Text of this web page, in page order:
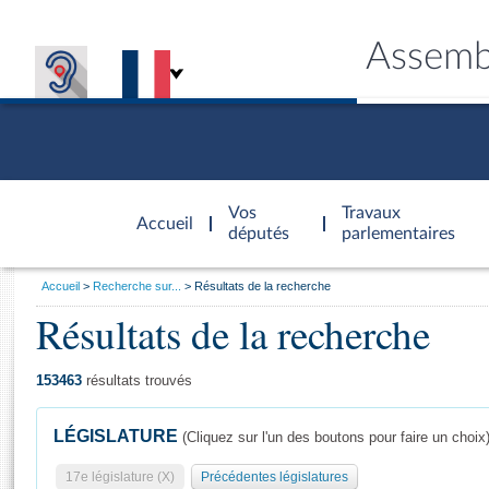
Accueil
d'accueil
Vos
députés
Travaux
parlementaires
Général
Vous
Accueil Recherche sur... Résultats de la recherche
Résultats de la recherche
153463 résultats trouvés
LÉGISLATURE (Cliquez sur l'un des boutons pour faire un choix)
17e législature (X) Précédentes législatures